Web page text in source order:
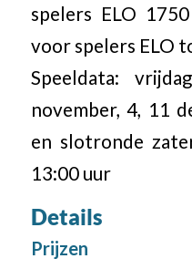
spelers ELO
voor spelers ELO
Speeldata:
november, 4, 11
en slotronde
13:00 uur
Details
Prijzen